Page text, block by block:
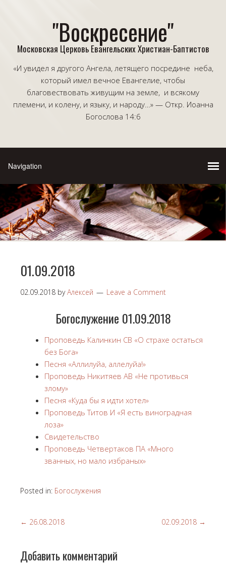
"Воскресение"
Московская Церковь Евангельских Христиан-Баптистов
«И увидел я другого Ангела, летящего посредине неба,
который имел вечное Евангелие, чтобы
благовествовать живущим на земле, и всякому
племени, и колену, и языку, и народу…» — Откр. Иоанна
Богослова 14:6
01.09.2018
02.09.2018 byАлексей Leave a Comment
Богослужение 01.09.2018
Проповедь Калинкин СВ «О страхе остаться
без Бога»
Песня «Аллилуйа, аллелуйа!»
Проповедь Никитяев АВ «Не противься
злому»
Песня «Куда бы я идти хотел»
Проповедь Титов И «Я есть виноградная
лоза»
Свидетельство
Проповедь Четвертаков ПА «Много
званных, но мало избраных»
Posted in: Богослужения
← 26.08.2018 02.09.2018 →
Добавить комментарий